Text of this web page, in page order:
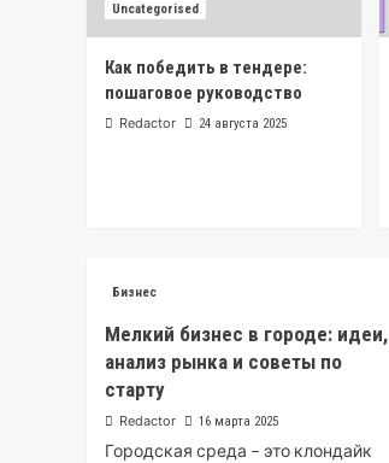
Uncategorised
Как победить в тендере:
пошаговое руководство
Redactor 24 августа 2025
Бизнес
Мелкий бизнес в городе: идеи,
анализ рынка и советы по
старту
Redactor 16 марта 2025
Городская среда – это клондайк